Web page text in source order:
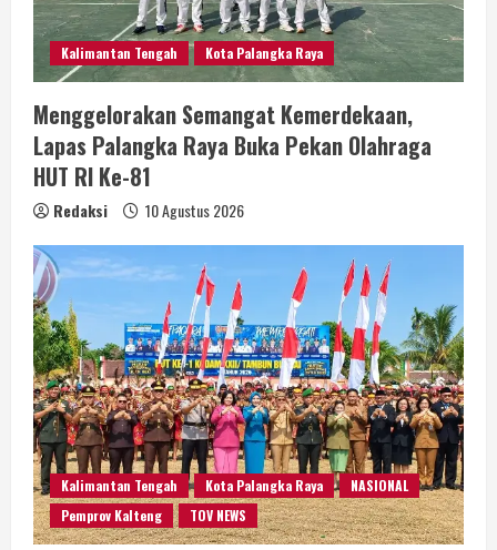
Kalimantan Tengah Kota Palangka Raya
Menggelorakan Semangat Kemerdekaan,
Lapas Palangka Raya Buka Pekan Olahraga
HUT RI Ke-81
Redaksi 10 Agustus 2026
Kalimantan Tengah Kota Palangka Raya
NASIONAL
Pemprov Kalteng
TOV NEWS